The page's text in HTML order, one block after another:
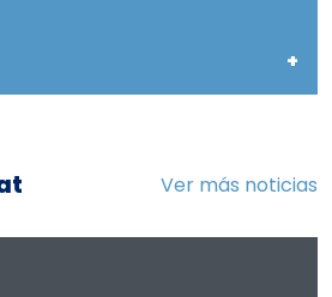
+
Ver más noticias